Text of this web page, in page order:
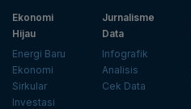
Ekonomi
Hijau
Energi Baru
Ekonomi
Sirkular
Investasi
Jurnalisme
Data
Infografik
Analisis
Cek Data